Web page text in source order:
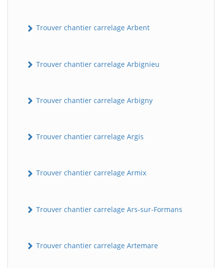
Trouver chantier carrelage Arbent
Trouver chantier carrelage Arbignieu
Trouver chantier carrelage Arbigny
Trouver chantier carrelage Argis
Trouver chantier carrelage Armix
Trouver chantier carrelage Ars-sur-Formans
Trouver chantier carrelage Artemare